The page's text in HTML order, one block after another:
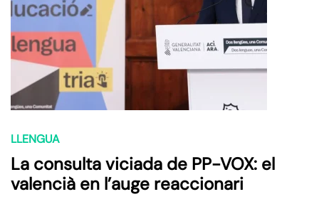
LLENGUA
La consulta viciada de PP-VOX: el
valencià en l’auge reaccionari